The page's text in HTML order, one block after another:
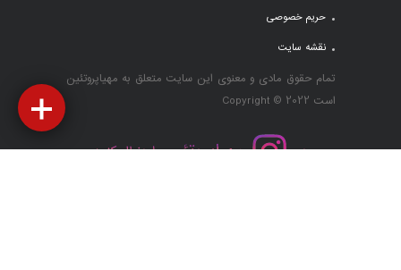
حریم خصوصی
نقشه سایت
تمام حقوق مادی و معنوی این سایت متعلق به مهیاپروتئین
است Copyright © 2022